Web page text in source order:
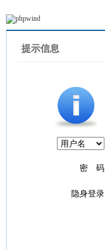
提示信息
密 码
隐身登录